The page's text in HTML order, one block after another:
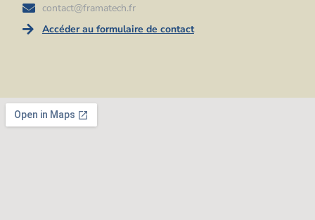
contact@framatech.fr
Accéder au formulaire de contact